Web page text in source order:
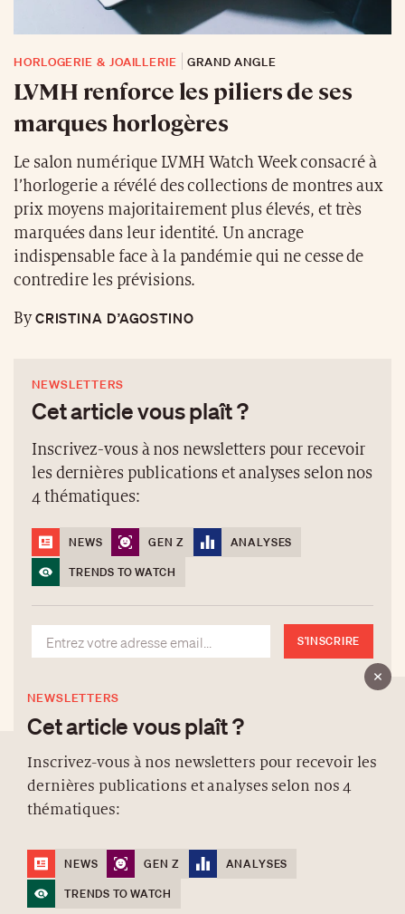
HORLOGERIE & JOAILLERIE GRAND ANGLE
LVMH renforce les piliers de ses
marques horlogères
Le salon numérique LVMH Watch Week consacré à
l’horlogerie a révélé des collections de montres aux
prix moyens majoritairement plus élevés, et très
marquées dans leur identité. Un ancrage
indispensable face à la pandémie qui ne cesse de
contredire les prévisions.
ByCRISTINA D’AGOSTINO
NEWSLETTERS
Cet article vous plaît ?
Inscrivez-vous à nos newsletters pour recevoir
les dernières publications et analyses selon nos
4 thématiques:
NEWS GEN Z
ANALYSES
TRENDS TO WATCH
S'INSCRIRE
NEWSLETTERS
Cet article vous plaît ?
Inscrivez-vous à nos newsletters pour recevoir les
dernières publications et analyses selon nos 4
thématiques:
NEWS GEN Z
ANALYSES
TRENDS TO WATCH
À PROPOS
PROTECTION DES DONNÉES
contact@luxurytribune.com